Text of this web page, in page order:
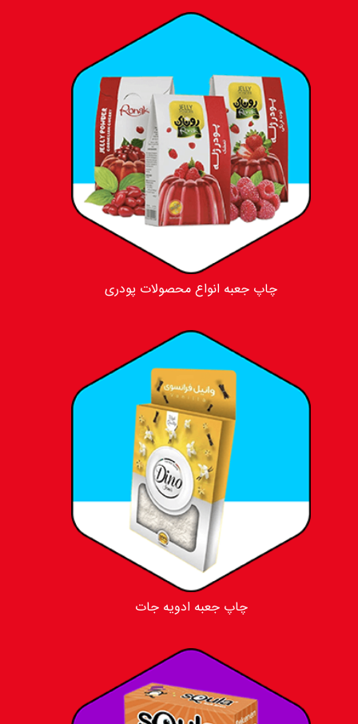
چاپ جعبه انواع محصولات پودری
چاپ جعبه ادویه جات